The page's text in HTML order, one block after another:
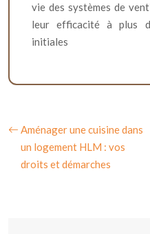
vie des systèmes de
leur efficacité à plus
initiales
Aménager une cuisine dans
un logement HLM : vos
droits et démarches